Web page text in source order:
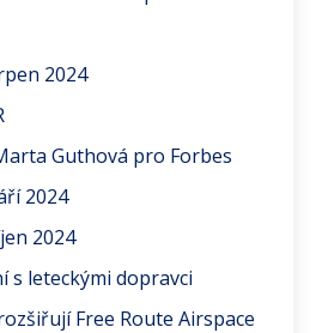
2024
Guthová pro Forbes
2024
2024
s leteckými dopravci
Free Route Airspace